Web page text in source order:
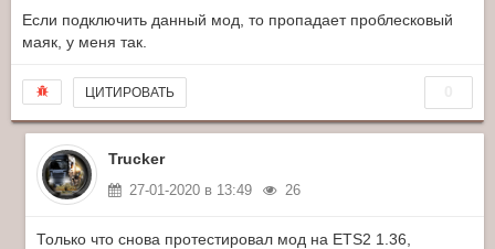
Если подключить данный мод, то пропадает проблесковый
маяк, у меня так.
ЦИТИРОВАТЬ
Trucker
27-01-2020 в 13:49 26
Только что снова протестировал мод на ETS2 1.36,